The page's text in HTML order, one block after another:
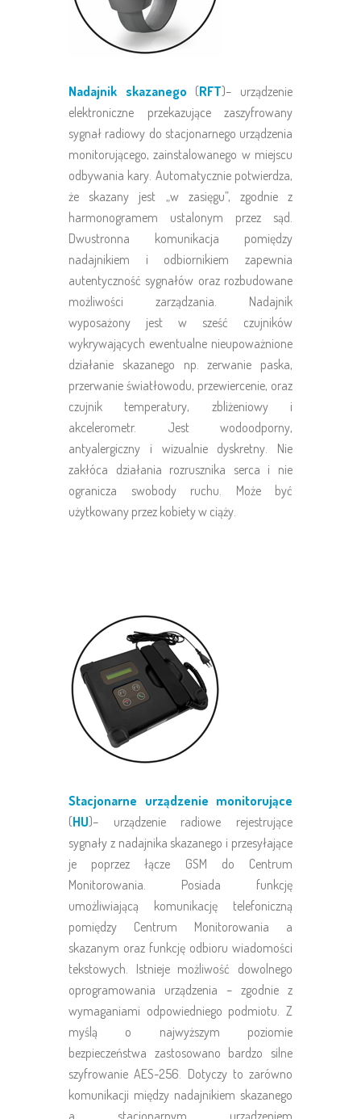
Nadajnik skazanego (RFT)– urządzenie
elektroniczne przekazujące zaszyfrowany
sygnał radiowy do stacjonarnego urządzenia
monitorującego, zainstalowanego w miejscu
odbywania kary. Automatycznie potwierdza,
że skazany jest „w zasięgu”, zgodnie z
harmonogramem ustalonym przez sąd.
Dwustronna komunikacja pomiędzy
nadajnikiem i odbiornikiem zapewnia
autentyczność sygnałów oraz rozbudowane
możliwości zarządzania. Nadajnik
wyposażony jest w sześć czujników
wykrywających ewentualne nieupoważnione
działanie skazanego np. zerwanie paska,
przerwanie światłowodu, przewiercenie, oraz
czujnik temperatury, zbliżeniowy i
akcelerometr. Jest wodoodporny,
antyalergiczny i wizualnie dyskretny. Nie
zakłóca działania rozrusznika serca i nie
ogranicza swobody ruchu. Może być
użytkowany przez kobiety w ciąży.
Stacjonarne urządzenie monitorujące
(HU)– urządzenie radiowe rejestrujące
sygnały z nadajnika skazanego i przesyłające
je poprzez łącze GSM do Centrum
Monitorowania. Posiada funkcję
umożliwiającą komunikację telefoniczną
pomiędzy Centrum Monitorowania a
skazanym oraz funkcję odbioru wiadomości
tekstowych. Istnieje możliwość dowolnego
oprogramowania urządzenia – zgodnie z
wymaganiami odpowiedniego podmiotu. Z
myślą o najwyższym poziomie
bezpieczeństwa zastosowano bardzo silne
szyfrowanie AES-256. Dotyczy to zarówno
komunikacji między nadajnikiem skazanego
a stacjonarnym urządzeniem